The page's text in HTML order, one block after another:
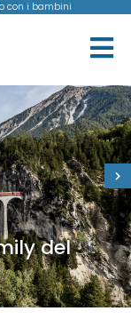
con i bambini
del